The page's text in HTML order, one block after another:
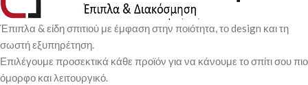
Έπιπλα & είδη σπιτιού με έμφαση στην ποιότητα, το design και τη
σωστή εξυπηρέτηση.
Επιλέγουμε προσεκτικά κάθε προϊόν για να κάνουμε το σπίτι σου πιο
όμορφο και λειτουργικό.